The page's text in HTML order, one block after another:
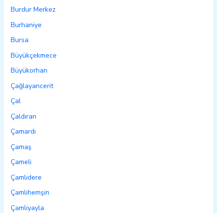
Burdur Merkez
Burhaniye
Bursa
Büyükçekmece
Büyükorhan
Çağlayancerit
Çal
Çaldıran
Çamardı
Çamaş
Çameli
Çamlıdere
Çamlıhemşin
Çamlıyayla